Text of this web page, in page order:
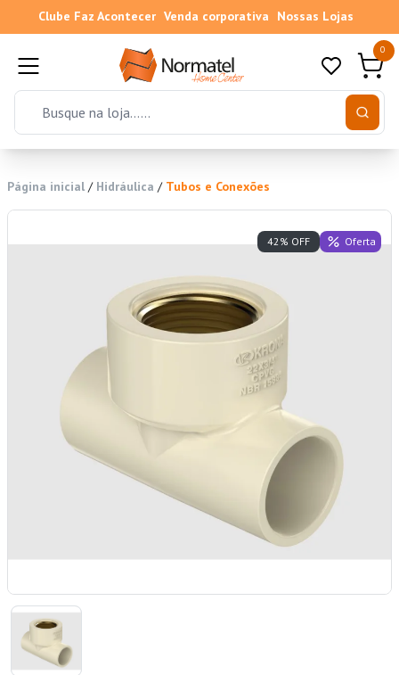
Clube Faz Acontecer Venda corporativa Nossas Lojas
0
Página inicial / Hidráulica / Tubos e Conexões
42% OFF Oferta